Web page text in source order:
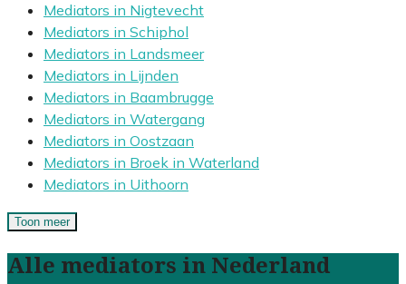
Mediators in Nigtevecht
Mediators in Schiphol
Mediators in Landsmeer
Mediators in Lijnden
Mediators in Baambrugge
Mediators in Watergang
Mediators in Oostzaan
Mediators in Broek in Waterland
Mediators in Uithoorn
Toon meer
Alle mediators in Nederland